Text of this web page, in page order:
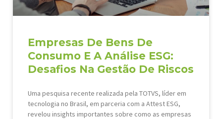
Empresas De Bens De
Consumo E A Análise ESG:
Desafios Na Gestão De Riscos
Uma pesquisa recente realizada pela TOTVS, líder em
tecnologia no Brasil, em parceria com a Attest ESG,
revelou insights importantes sobre como as empresas